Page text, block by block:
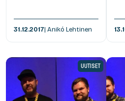
31.12.2017| Anikó Lehtinen
UUTISET